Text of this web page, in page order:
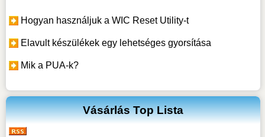
Hogyan használjuk a WIC Reset Utility-t
Elavult készülékek egy lehetséges gyorsítása
Mik a PUA-k?
Vásárlás Top Lista